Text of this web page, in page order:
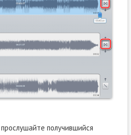
получившийся